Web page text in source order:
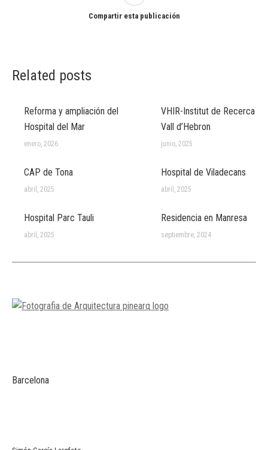
Compartir esta publicación
Related posts
Reforma y ampliación del
Hospital del Mar
enero, 2026
VHIR-Institut de Recerca
Vall d’Hebron
junio, 2025
CAP de Tona
abril, 2025
Hospital de Viladecans
abril, 2025
Hospital Parc Tauli
abril, 2025
Residencia en Manresa
septiembre, 2024
Barcelona